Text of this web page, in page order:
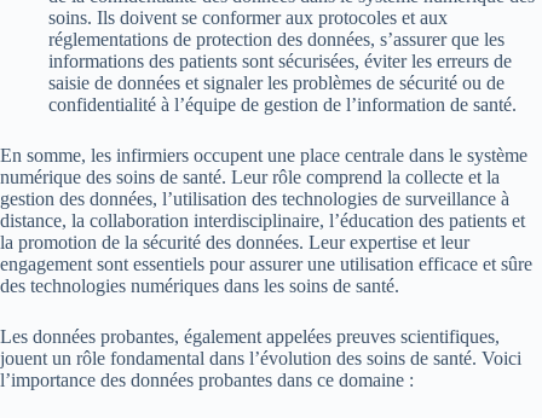
soins. Ils doivent se conformer aux protocoles et aux
réglementations de protection des données, s’assurer que les
informations des patients sont sécurisées, éviter les erreurs de
saisie de données et signaler les problèmes de sécurité ou de
confidentialité à l’équipe de gestion de l’information de santé.
En somme, les infirmiers occupent une place centrale dans le système
numérique des soins de santé. Leur rôle comprend la collecte et la
gestion des données, l’utilisation des technologies de surveillance à
distance, la collaboration interdisciplinaire, l’éducation des patients et
la promotion de la sécurité des données. Leur expertise et leur
engagement sont essentiels pour assurer une utilisation efficace et sûre
des technologies numériques dans les soins de santé.
Les données probantes, également appelées preuves scientifiques,
jouent un rôle fondamental dans l’évolution des soins de santé. Voici
l’importance des données probantes dans ce domaine :